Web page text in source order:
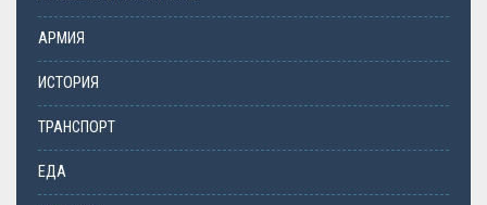
АРМИЯ
ИСТОРИЯ
ТРАНСПОРТ
ЕДА